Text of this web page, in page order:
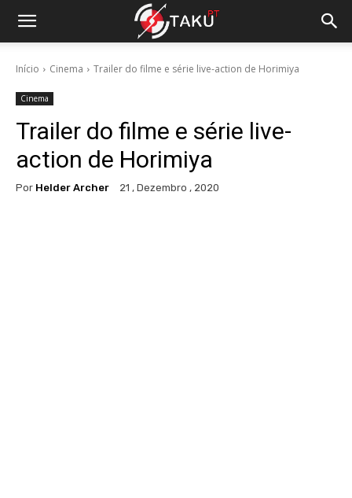
Início Cinema Trailer do filme e série live-action de Horimiya
Cinema
Trailer do filme e série live-
action de Horimiya
Por Helder Archer 21 , Dezembro , 2020